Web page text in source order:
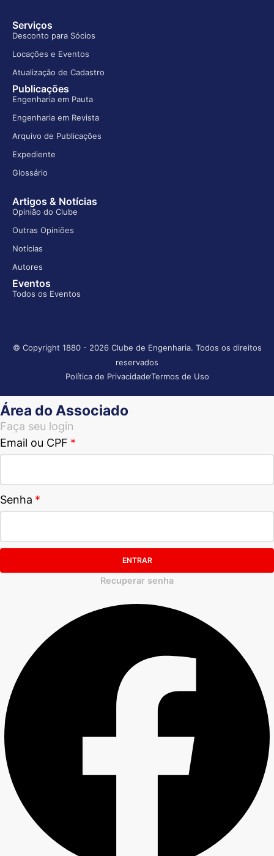
Serviços
Desconto para Sócios
Locações e Eventos
Atualização de Cadastro
Publicações
Engenharia em Pauta
Engenharia em Revista
Arquivo de Publicações
Expediente
Glossário
Artigos & Notícias
Opinião do Clube
Outras Opiniões
Notícias
Autores
Eventos
Todos os Eventos
© Copyright 1880 - 2026 Clube de Engenharia. Todos os direitos
reservados
Política de PrivacidadeTermos de Uso
Área do Associado
Faça seu login
Email ou CPF
Senha
ENTRAR
Recuperar senha